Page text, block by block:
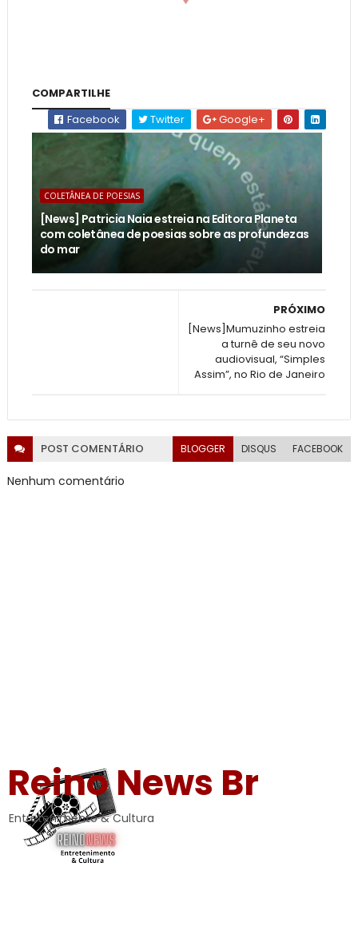
COMPARTILHE
Facebook
Twitter Google+
COLETÂNEA DE POESIAS
[News] Patricia Naia estreia na Editora Planeta
com coletânea de poesias sobre as profundezas
do mar
PRÓXIMO
[News]Mumuzinho estreia
a turnê de seu novo
audiovisual, “Simples
Assim”, no Rio de Janeiro
POST COMENTÁRIO BLOGGER DISQUS FACEBOOK
Nenhum comentário
Reino News Br
Entretenimento & Cultura